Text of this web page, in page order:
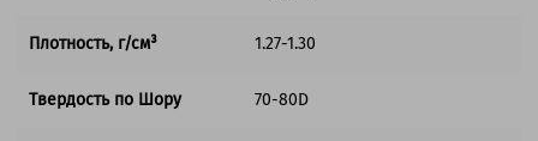
Плотность, г/см³ 1.27-1.30
Твердость по Шору 70-80D